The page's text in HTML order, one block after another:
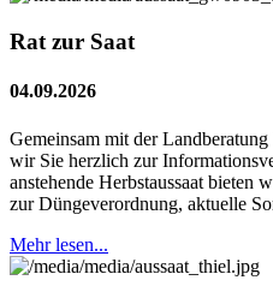
Rat zur Saat
04.09.2026
Gemeinsam mit der
wir Sie herzlich zur
anstehende Herbstaussaat bieten
zur Düngeverordnung, aktuelle
Mehr lesen...